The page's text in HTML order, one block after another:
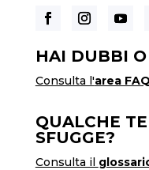
HAI DUBBI
Consulta l'area FAQ
QUALCHE
SFUGGE?
Consulta il